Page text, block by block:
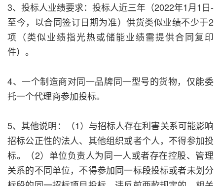
3、投标人业绩要求：投标人近三年（2022年1月1日-
至今，以合同签订日期为准）供货类似业绩不少于2
项（类似业绩指光热或储能业绩需提供合同复印
件）。
4、一个制造商对同一品牌同一型号的货物，仅能委
托一个代理商参加投标。
5、其他说明：（1）与招标人存在利害关系可能影响
招标公正性的法人、其他组织或者个人，不得参加投
标。（2）单位负责人为同一人或者存在控股、管理
关系的不同单位，不得参加同一标段投标或者未划分